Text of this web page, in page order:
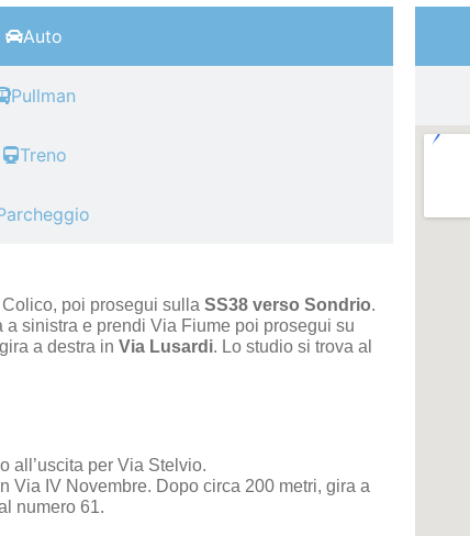
Auto
Pullman
Treno
poi prosegui sulla SS38 verso Sondrio.
a sinistra e prendi Via Fiume poi prosegui su
a destra in Via Lusardi. Lo studio si trova al
all’uscita per Via Stelvio.
Via IV Novembre. Dopo circa 200 metri, gira a
numero 61.